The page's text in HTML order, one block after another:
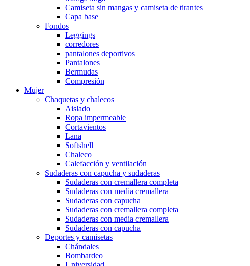
Camiseta sin mangas y camiseta de tirantes
Capa base
Fondos
Leggings
corredores
pantalones deportivos
Pantalones
Bermudas
Compresión
Mujer
Chaquetas y chalecos
Aislado
Ropa impermeable
Cortavientos
Lana
Softshell
Chaleco
Calefacción y ventilación
Sudaderas con capucha y sudaderas
Sudaderas con cremallera completa
Sudaderas con media cremallera
Sudaderas con capucha
Sudaderas con cremallera completa
Sudaderas con media cremallera
Sudaderas con capucha
Deportes y camisetas
Chándales
Bombardeo